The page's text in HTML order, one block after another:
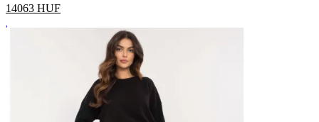
14063 HUF